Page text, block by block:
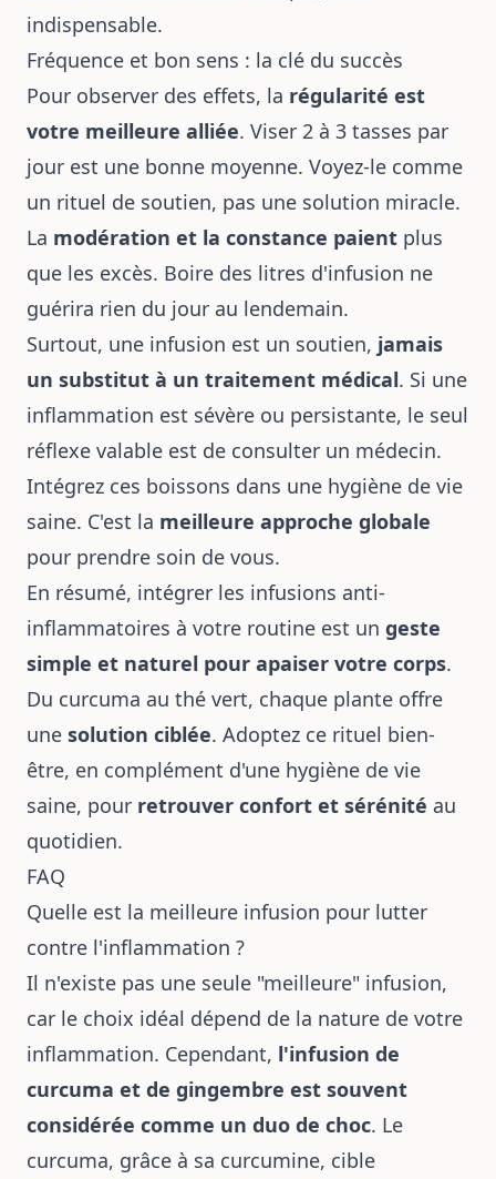
indispensable.
Fréquence et bon sens : la clé du succès
Pour observer des effets, la régularité est
votre meilleure alliée. Viser 2 à 3 tasses par
jour est une bonne moyenne. Voyez-le comme
un rituel de soutien, pas une solution miracle.
La modération et la constance paient plus
que les excès. Boire des litres d'infusion ne
guérira rien du jour au lendemain.
Surtout, une infusion est un soutien, jamais
un substitut à un traitement médical. Si une
inflammation est sévère ou persistante, le seul
réflexe valable est de consulter un médecin.
Intégrez ces boissons dans une hygiène de vie
saine. C'est la meilleure approche globale
pour prendre soin de vous.
En résumé, intégrer les infusions anti-
inflammatoires à votre routine est un geste
simple et naturel pour apaiser votre corps.
Du curcuma au thé vert, chaque plante offre
une solution ciblée. Adoptez ce rituel bien-
être, en complément d'une hygiène de vie
saine, pour retrouver confort et sérénité au
quotidien.
FAQ
Quelle est la meilleure infusion pour lutter
contre l'inflammation ?
Il n'existe pas une seule "meilleure" infusion,
car le choix idéal dépend de la nature de votre
inflammation. Cependant, l'infusion de
curcuma et de gingembre est souvent
considérée comme un duo de choc. Le
curcuma, grâce à sa curcumine, cible